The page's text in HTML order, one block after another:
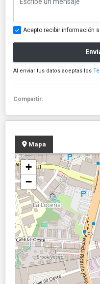
Acepto recibir información
Al enviar tus datos aceptas los
Compartir:
Mapa
+
−